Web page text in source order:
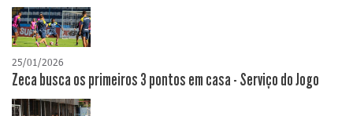
25/01/2026
Zeca busca os primeiros 3 pontos em casa - Serviço do Jogo